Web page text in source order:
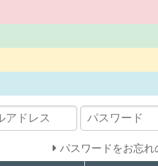
パスワードをお忘れ